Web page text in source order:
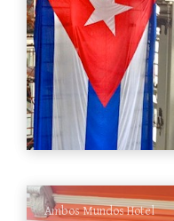
Ambos Mundos Hotel